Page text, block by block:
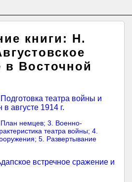
книги: Н.
в Восточной
театра войны и
августе 1914 г.
немцев; 3. Военно-
театра войны; 4.
5. Развертывание
встречное сражение и